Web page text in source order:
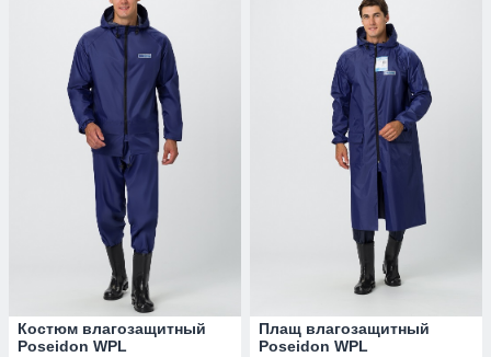
Костюм влагозащитный
Poseidon WPL
Плащ влагозащитный
Poseidon WPL